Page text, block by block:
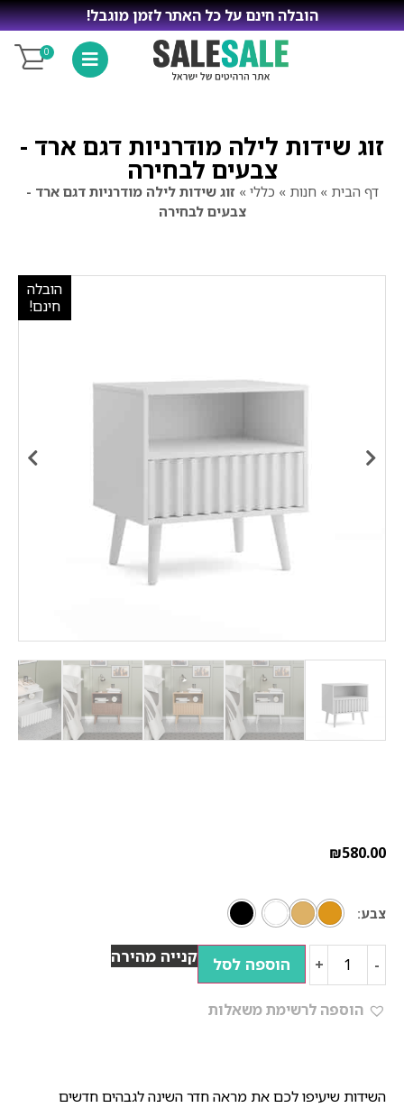
הובלה חינם על כל האתר לזמן מוגבל!
0
זוג שידות לילה מודרניות דגם ארד -
צבעים לבחירה
דף הבית » חנות » כללי » זוג שידות לילה מודרניות דגם ארד -
צבעים לבחירה
הובלה
חינם!
₪580.00
השידות שיעיפו לכם את מראה חדר השינה לגבהים חדשים
צבע
-
+ הוספה לסל קנייה מהירה
הוספה לרשימת משאלות